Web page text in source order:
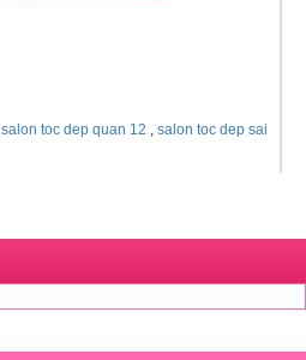
salon toc dep quan 12 , salon toc dep sai